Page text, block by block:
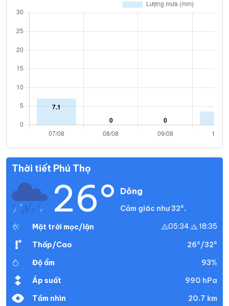
Thời tiết Phú Thọ
26° Dông
Cảm giác như 32°.
Mặt trời mọc/lặn
05:34 18:35
Thấp/Cao
26°/32°
Độ ẩm
93%
Áp suất
990 hPa
Tầm nhìn
20.7 km